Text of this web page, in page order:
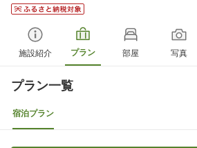
施設紹介 プラン 部屋 写真
プラン一覧
宿泊プラン